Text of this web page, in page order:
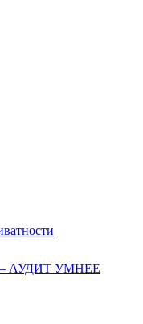
АУДИТ УМНЕЕ